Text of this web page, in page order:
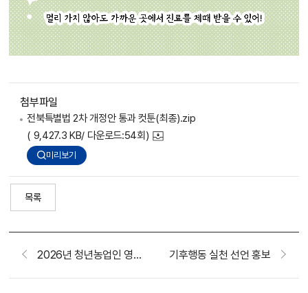
첨부파일
전북특별법 2차 개정안 통과 컷툰(최종).zip
( 9,427.3 KB/ 다운로드:54회)
미리보기
목록
2026년 청년농업인 영농정착지원사업 사업대상자 2차 모집 기후행동 실천 선언 홍보